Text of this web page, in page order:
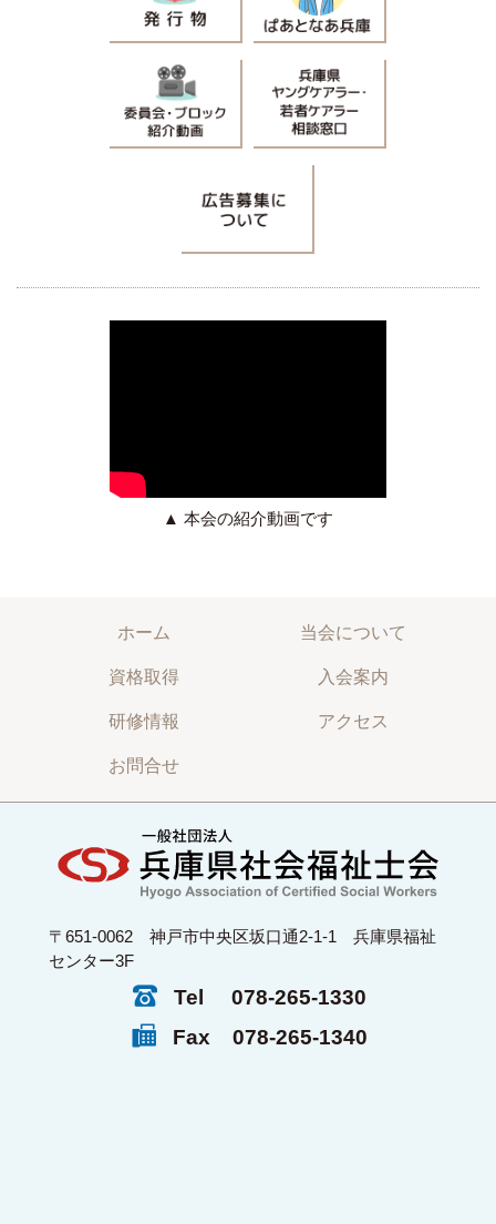
委員会・ブロック紹介動画兵庫県ヤングケアラー・若者ケ
▲ 本会の紹介動画です
ホーム 当会について
資格取得 入会案内
研修情報 アクセス
お問合せ
〒651-0062 神戸市中央区坂口通2-1-1 兵庫県福祉
センター3F
Tel
078-265-1330
Fax
078-265-1340